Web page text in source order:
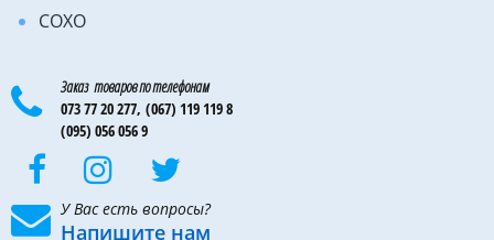
COXO
Заказ товаров по телефонам
073 77 20 277, (067) 119 119 8
(095) 056 056 9
У Вас есть вопросы?
Напишите нам